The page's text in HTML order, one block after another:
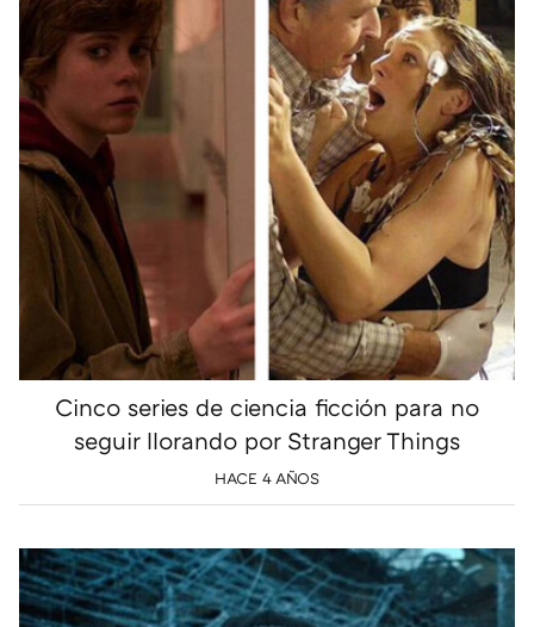
Cinco series de ciencia ficción para no
seguir llorando por Stranger Things
HACE 4 AÑOS